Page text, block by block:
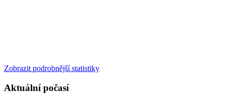
Zobrazit podrobnější statistiky
Aktuální počasí